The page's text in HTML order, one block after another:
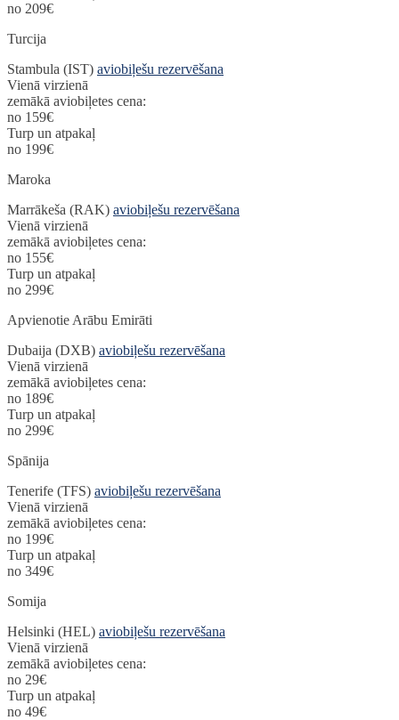
no 209€
Turcija
Stambula (IST) aviobiļešu rezervēšana
Vienā virzienā
zemākā aviobiļetes cena:
no 159€
Turp un atpakaļ
no 199€
Maroka
Marrākeša (RAK) aviobiļešu rezervēšana
Vienā virzienā
zemākā aviobiļetes cena:
no 155€
Turp un atpakaļ
no 299€
Apvienotie Arābu Emirāti
Dubaija (DXB) aviobiļešu rezervēšana
Vienā virzienā
zemākā aviobiļetes cena:
no 189€
Turp un atpakaļ
no 299€
Spānija
Tenerife (TFS) aviobiļešu rezervēšana
Vienā virzienā
zemākā aviobiļetes cena:
no 199€
Turp un atpakaļ
no 349€
Somija
Helsinki (HEL) aviobiļešu rezervēšana
Vienā virzienā
zemākā aviobiļetes cena:
no 29€
Turp un atpakaļ
no 49€